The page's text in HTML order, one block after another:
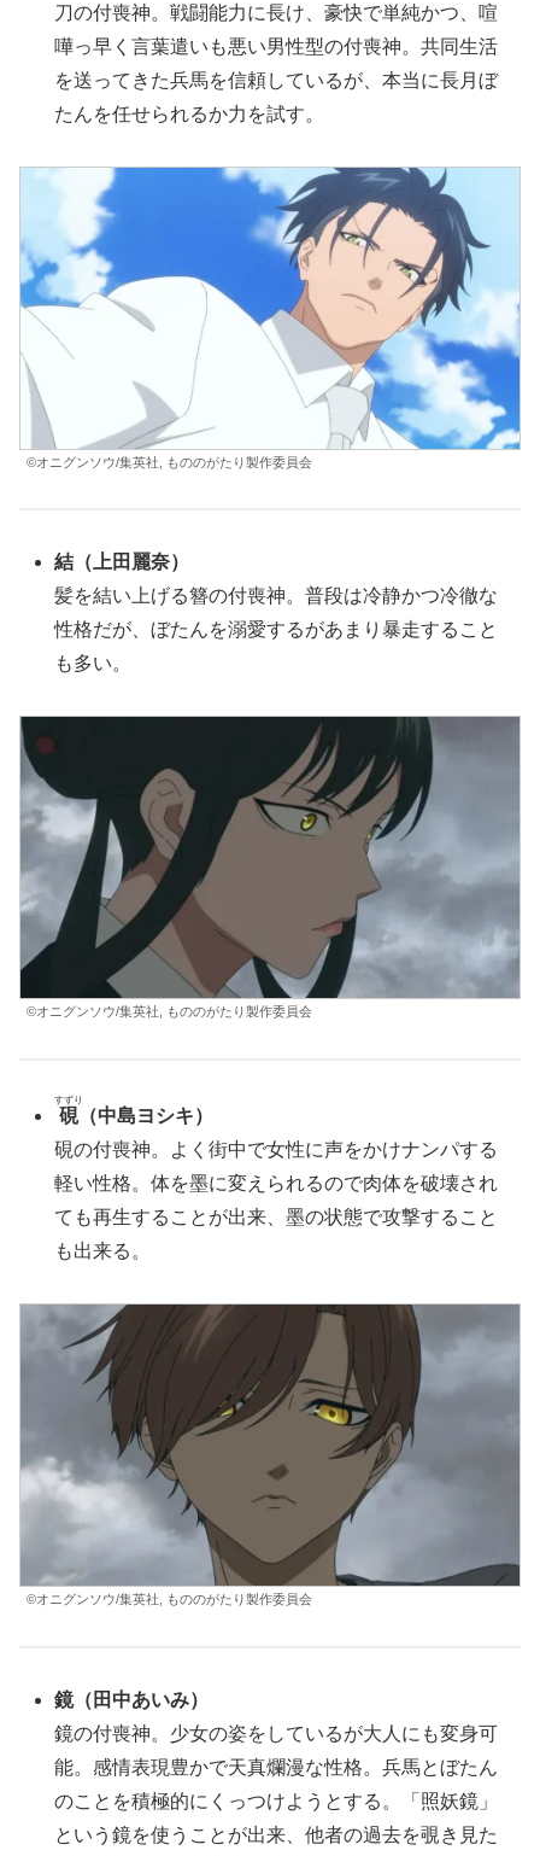
刀の付喪神。戦闘能力に長け、豪快で単純かつ、喧
嘩っ早く言葉遣いも悪い男性型の付喪神。共同生活
を送ってきた兵馬を信頼しているが、本当に長月ぼ
たんを任せられるか力を試す。
©オニグンソウ/集英社, もののがたり製作委員会
結 （上田麗奈）
髪を結い上げる簪の付喪神。普段は冷静かつ冷徹な
性格だが、ぼたんを溺愛するがあまり暴走すること
も多い。
©オニグンソウ/集英社, もののがたり製作委員会
硯
すずり
（中島ヨシキ）
硯の付喪神。よく街中で女性に声をかけナンパする
軽い性格。体を墨に変えられるので肉体を破壊され
ても再生することが出来、墨の状態で攻撃すること
も出来る。
©オニグンソウ/集英社, もののがたり製作委員会
鏡（ 田中あいみ）
鏡の付喪神。少女の姿をしているが大人にも変身可
能。感情表現豊かで天真爛漫な性格。兵馬とぼたん
のことを積極的にくっつけようとする。「照妖鏡」
という鏡を使うことが出来、他者の過去を覗き見た